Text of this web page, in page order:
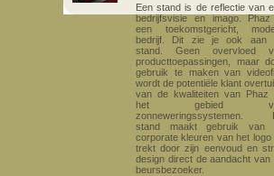
Een stand is de reflectie van
bedrijfsvisie en imago.
een toekomstgericht,
bedrijf. Dit zie je ook aan
stand. Geen overvloed
producttoepassingen, maar
gebruik te maken van
wordt de potentiële klant
van de kwaliteiten van Phaz
het gebied
zonneweringssystemen.
stand maakt gebruik van
corporate kleuren van het logo
trekt door zijn eenvoud en
design direct de aandacht van
beursbezoeker.